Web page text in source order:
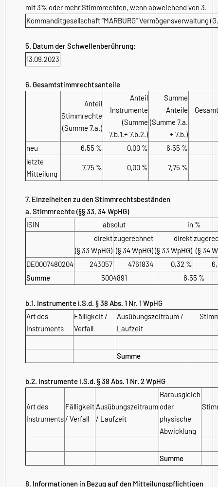
mit 3% oder mehr Stimmrechten, wenn abweichend von 3.
Kommanditgesellschaft "MARBURG" Vermögensverwaltung
5. Datum der Schwellenberührung:
13.09.2023
6. Gesamtstimmrechtsanteile
Anteil
Stimmrechte
(Summe 7.a.)
Anteil
Instrumente
(Summe
7.b.1.+ 7.b.2.)
Summe
Anteile
(Summe 7.a.
+ 7.b.)
neu 6,55 % 0,00 %
6,55 %
letzte
Mitteilung
7,75 % 0,00 % 7,75 %
7. Einzelheiten zu den Stimmrechtsbeständen
a. Stimmrechte (§§ 33, 34 WpHG)
ISIN
absolut
in %
direkt
(§ 33 WpHG)
zugerechnet
(§ 34 WpHG)
direkt
(§ 33 WpHG) (§ 34
DE0007480204
243057 4761834 0,32 %
Summe
5004891 6,55 %
b.1. Instrumente i.S.d. § 38 Abs. 1 Nr. 1 WpHG
Art des
Instruments
Fälligkeit /
Verfall
Ausübungszeitraum /
Laufzeit
Summe
b.2. Instrumente i.S.d. § 38 Abs. 1 Nr. 2 WpHG
Art des
Instruments
Fälligkeit
/ Verfall
Ausübungszeitraum
/ Laufzeit
Barausgleich
oder
physische
Abwicklung
Summe
8. Informationen in Bezug auf den Mitteilungspflichtigen